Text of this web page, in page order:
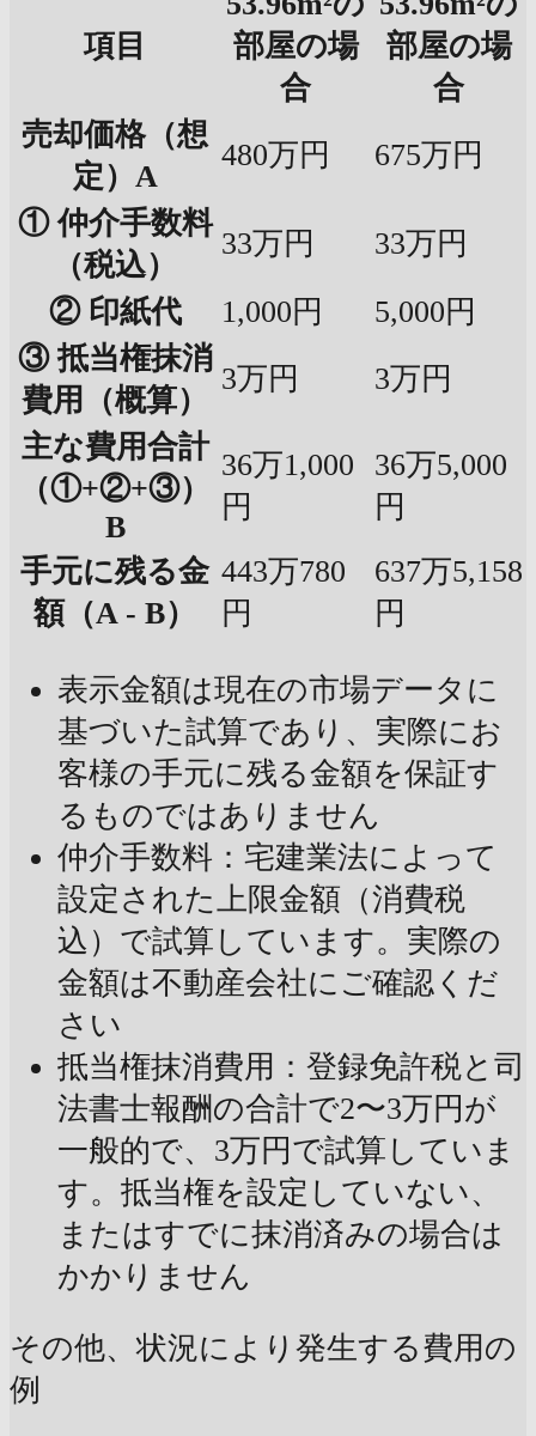
項目
部屋の場
合
部屋の場
合
売却価格（想
定）A
480万円
675万円
① 仲介手数料
（税込）
33万円
33万円
② 印紙代
1,000円
5,000円
③ 抵当権抹消
費用（概算）
3万円
3万円
主な費用合計
（①+②+③）
B
36万1,000
円
36万5,000
円
手元に残る金
額（A - B）
443万780
円
637万5,158
円
表示金額は現在の市場データに
基づいた試算であり、実際にお
客様の手元に残る金額を保証す
るものではありません
仲介手数料：宅建業法によって
設定された上限金額（消費税
込）で試算しています。実際の
金額は不動産会社にご確認くだ
さい
抵当権抹消費用：登録免許税と司
法書士報酬の合計で2〜3万円が
一般的で、3万円で試算していま
す。抵当権を設定していない、
またはすでに抹消済みの場合は
かかりません
その他、状況により発生する費用の
例